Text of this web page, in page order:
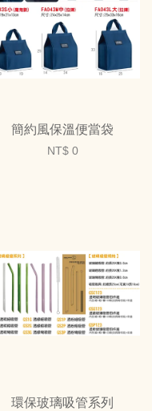
簡約風保溫便當袋
NT$ 0
環保玻璃吸管系列